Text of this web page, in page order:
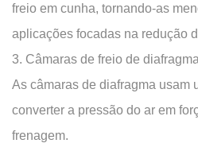
escolher
uma
câmara
de
cunha?
freio em cunha, tornando-as
aplicações focadas na redução
3. Câmaras de freio de diafragma
As câmaras de diafragma usam
converter a pressão do ar em
frenagem.